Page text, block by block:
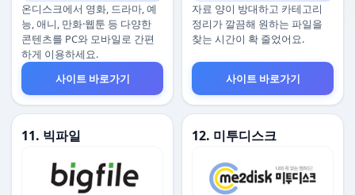
온디스크에서 영화, 드라마, 예
능, 애니, 만화·웹툰 등 다양한
콘텐츠를 PC와 모바일로 간편
하게 이용하세요.
사이트 바로가기
자료 양이 방대하고 카테고리
정리가 깔끔해 원하는 파일을
찾는 시간이 확 줄었어요.
사이트 바로가기
11. 빅파일 12. 미투디스크